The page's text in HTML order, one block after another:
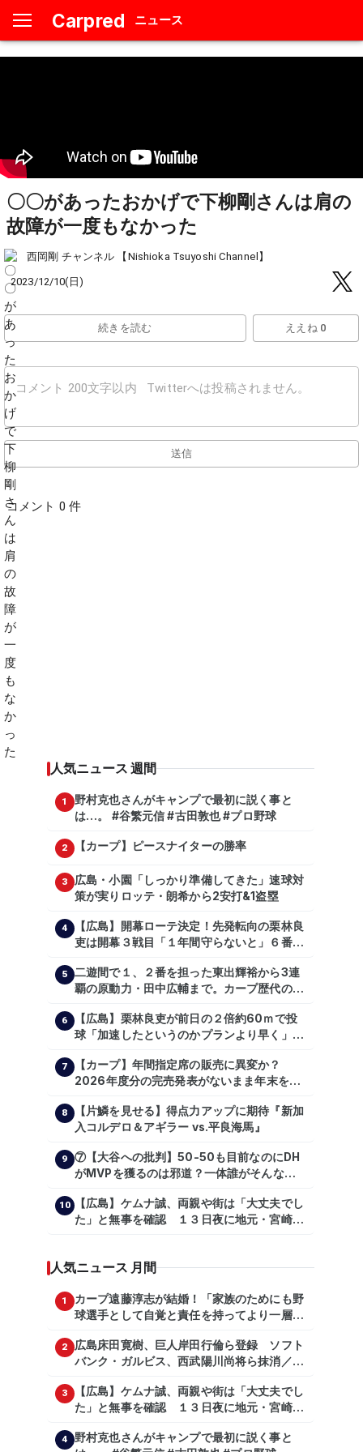
Carpred ニュース
〇〇があったおかげで下柳剛さんは肩の
故障が一度もなかった
西岡剛 チャンネル 【Nishioka Tsuyoshi Channel】
2023/12/10(日)
続きを読む ええね 0
送信
コメント 0 件
人気ニュース 週間
1
野村克也さんがキャンプで最初に説く事と
は…。 #谷繁元信 #古田敦也 #プロ野球
2 【カープ】ピースナイターの勝率
3
広島・小園「しっかり準備してきた」速球対
策が実りロッテ・朗希から2安打&1盗塁
4
【広島】開幕ローテ決定！先発転向の栗林良
吏は開幕３戦目「１年間守らないと」６番手
5
二遊間で１、２番を担った東出輝裕から3連
覇の原動力・田中広輔まで。カープ歴代のシ
6
【広島】栗林良吏が前日の２倍約60ｍで投
球「加速したというのかプランより早く」自
7
【カープ】年間指定席の販売に異変か？
2026年度分の完売発表がないまま年末を迎
8
【片鱗を見せる】得点力アップに期待『新加
入コルデロ＆アギラー vs.平良海馬』
9
⑦【大谷への批判】50-50も目前なのにDH
がMVPを獲るのは邪道？一体誰がそんな事
【shoheiohtani】【池田親興】【高橋慶
彦】【広島東洋カープ】【プロ野球】
10
【広島】ケムナ誠、両親や街は「大丈夫でし
た」と無事を確認 １３日夜に地元・宮崎県
人気ニュース 月間
1
カープ遠藤淳志が結婚！「家族のためにも野
球選手として自覚と責任を持ってより一層頑
2
広島床田寛樹、巨人岸田行倫ら登録 ソフト
バンク・ガルビス、西武陽川尚将ら抹消／２
3
【広島】ケムナ誠、両親や街は「大丈夫でし
た」と無事を確認 １３日夜に地元・宮崎県
4
野村克也さんがキャンプで最初に説く事と